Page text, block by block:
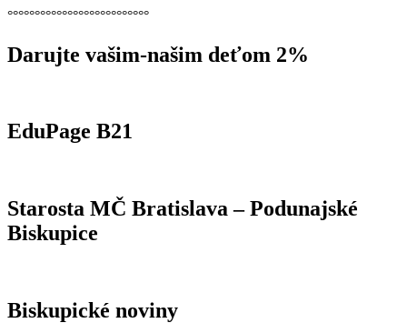
°°°°°°°°°°°°°°°°°°°°°°°°°°
Darujte vašim-našim deťom 2%
EduPage B21
Starosta MČ Bratislava – Podunajské
Biskupice
Biskupické noviny